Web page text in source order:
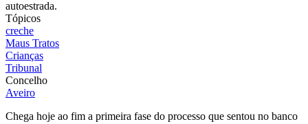
Tópicos
creche
Maus Tratos
Crianças
Tribunal
Concelho
Aveiro
Chega hoje ao fim a primeira fase do processo que sentou no banco